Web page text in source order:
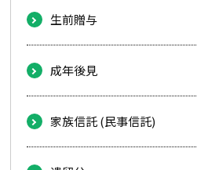
生前贈与
成年後見
家族信託 (民事信託)